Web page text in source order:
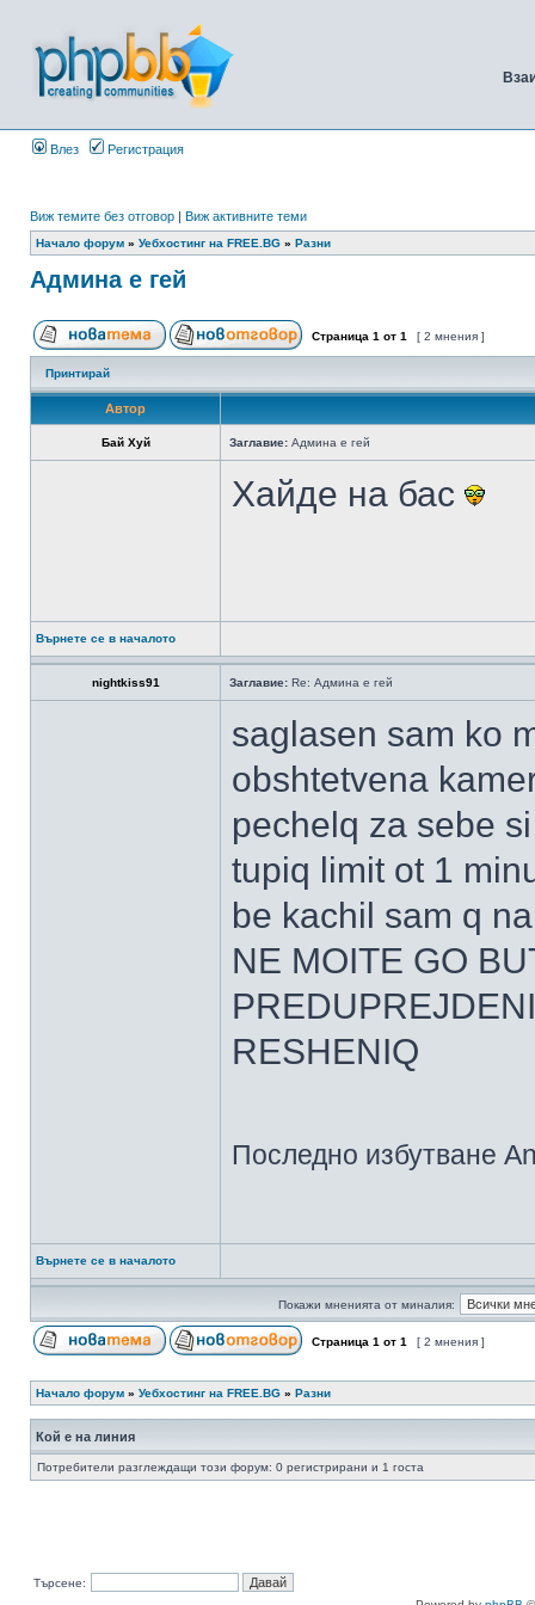
Влез Регистрация
Виж темите без отговор | Виж активните теми
Начало форум » Уебхостинг на FREE.BG » Разни
Админа е гей
Страница 1 от 1 [ 2 мнения ]
Принтирай
Автор
Бай Хуй Заглавие: Админа е гей
Хайде на бас
Върнете се в началото
nightkiss91 Заглавие: Re: Админа е гей
saglasen sam ko
obshtetvena
pechelq za sebe
tupiq limit ot 1
be kachil sam q
NE MOITE GO
RESHENIQ
Последно избутване
Върнете се в началото
Покажи мненията от миналия:
Страница 1 от 1 [ 2 мнения ]
Начало форум » Уебхостинг на FREE.BG » Разни
Кой е на линия
Потребители разглеждащи този форум: 0 регистрирани и 1 госта
Търсене: